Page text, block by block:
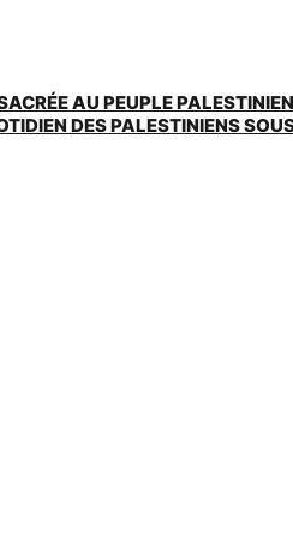
AU PEUPLE
DES PALESTINIENS